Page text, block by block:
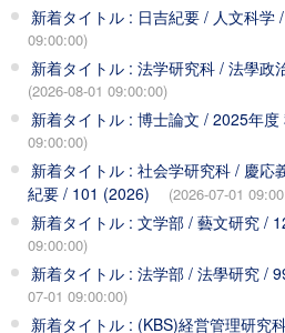
新着タイトル : 日吉紀要 / 人文科学
09:00:00)
新着タイトル : 法学研究科 / 法學政
(2026-08-01 09:00:00)
新着タイトル : 博士論文 / 2025年度
09:00:00)
新着タイトル : 社会学研究科 / 慶応
紀要 / 101 (2026)
(2026-07-01
新着タイトル : 文学部 / 藝文研究 /
09:00:00)
新着タイトル : 法学部 / 法學研究 /
07-01 09:00:00)
新着タイトル : (KBS)経営管理研究